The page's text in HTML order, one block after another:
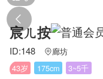

宸ㄦ按
ID:148 廊坊
43岁
175cm 3~5千